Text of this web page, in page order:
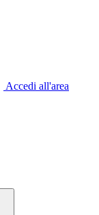
Accedi all'area